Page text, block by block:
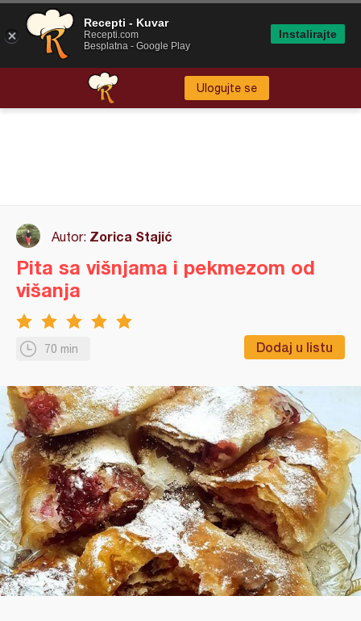
Ulogujte se
Autor: Zorica Stajić
70 min Dodaj u listu
Pita sa višnjama i pekmezom od
višanja
Recepti - Kuvar
Recepti.com
Besplatna - Google Play
Instalirajte